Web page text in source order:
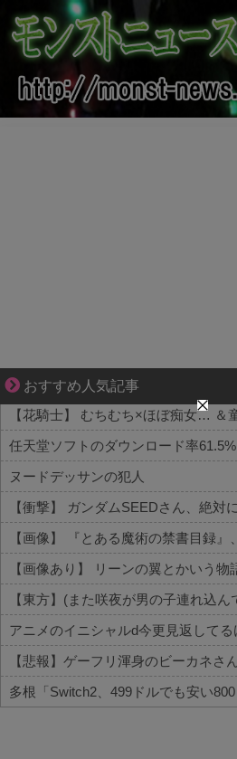
おすすめ人気記事
知らない土地で、主婦は孤独になる
任天堂ソフトのダウンロード率
ヌードデッサンの犯人
【東方】(また咲夜が男の子連れ込
アニメのイニシャルd今更見返して
【悲報】ゲーフリ渾身のビーカネさ